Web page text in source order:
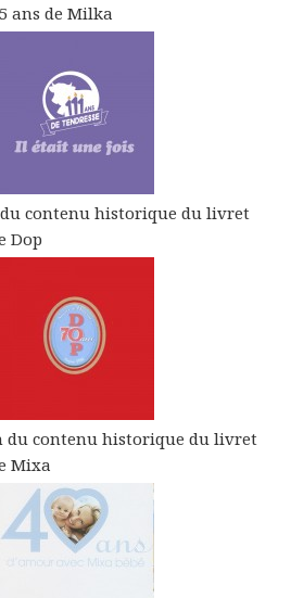
ans de Milka
contenu historique du livret
Dop
du contenu historique du livret
Mixa